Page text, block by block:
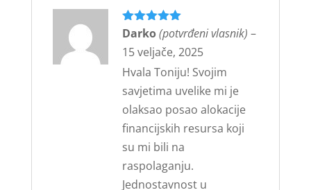
Ocijenjeno5
Darko(potvrđeni vlasnik) –
15 veljače, 2025
Hvala Toniju! Svojim
savjetima uvelike mi je
olaksao posao alokacije
financijskih resursa koji
su mi bili na
raspolaganju.
Jednostavnost u